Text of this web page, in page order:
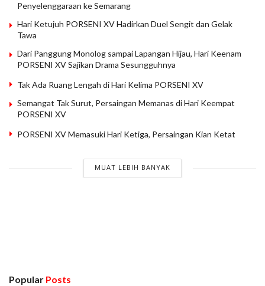
Penyelenggaraan ke Semarang
Hari Ketujuh PORSENI XV Hadirkan Duel Sengit dan Gelak
Tawa
Dari Panggung Monolog sampai Lapangan Hijau, Hari Keenam
PORSENI XV Sajikan Drama Sesungguhnya
Tak Ada Ruang Lengah di Hari Kelima PORSENI XV
Semangat Tak Surut, Persaingan Memanas di Hari Keempat
PORSENI XV
PORSENI XV Memasuki Hari Ketiga, Persaingan Kian Ketat
MUAT LEBIH BANYAK
Popular Posts